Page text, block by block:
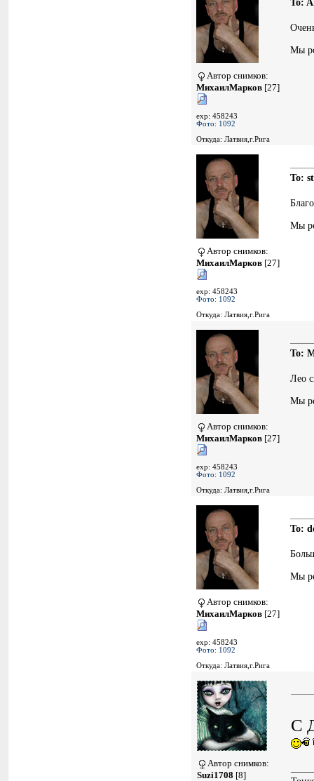
Автор снимков:
МихаилМарков [27]
exp: 458243
Фото: 1092
Откуда: Латвия,г.Рига
To:
Мы
Автор снимков:
МихаилМарков [27]
exp: 458243
Фото: 1092
Откуда: Латвия,г.Рига
To:
Мы
Автор снимков:
МихаилМарков [27]
exp: 458243
Фото: 1092
Откуда: Латвия,г.Рига
To:
Лео
Мы
Автор снимков:
МихаилМарков [27]
exp: 458243
Фото: 1092
Откуда: Латвия,г.Рига
To:
Мы
Автор снимков:
Suzi1708 [8]
С